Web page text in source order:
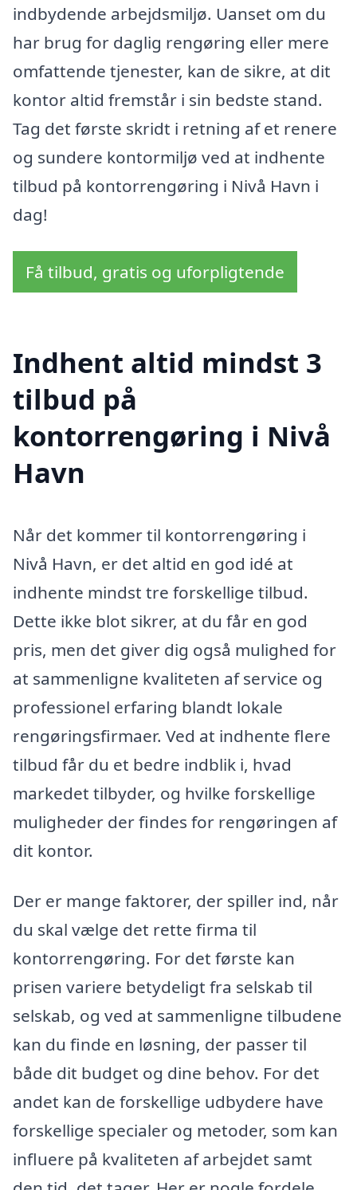
indbydende arbejdsmiljø. Uanset om du
har brug for daglig rengøring eller mere
omfattende tjenester, kan de sikre, at dit
kontor altid fremstår i sin bedste stand.
Tag det første skridt i retning af et renere
og sundere kontormiljø ved at indhente
tilbud på kontorrengøring i Nivå Havn i
dag!
Få tilbud, gratis og uforpligtende
Indhent altid mindst 3
tilbud på
kontorrengøring i Nivå
Havn
Når det kommer til kontorrengøring i
Nivå Havn, er det altid en god idé at
indhente mindst tre forskellige tilbud.
Dette ikke blot sikrer, at du får en god
pris, men det giver dig også mulighed for
at sammenligne kvaliteten af service og
professionel erfaring blandt lokale
rengøringsfirmaer. Ved at indhente flere
tilbud får du et bedre indblik i, hvad
markedet tilbyder, og hvilke forskellige
muligheder der findes for rengøringen af
dit kontor.
Der er mange faktorer, der spiller ind, når
du skal vælge det rette firma til
kontorrengøring. For det første kan
prisen variere betydeligt fra selskab til
selskab, og ved at sammenligne tilbudene
kan du finde en løsning, der passer til
både dit budget og dine behov. For det
andet kan de forskellige udbydere have
forskellige specialer og metoder, som kan
influere på kvaliteten af arbejdet samt